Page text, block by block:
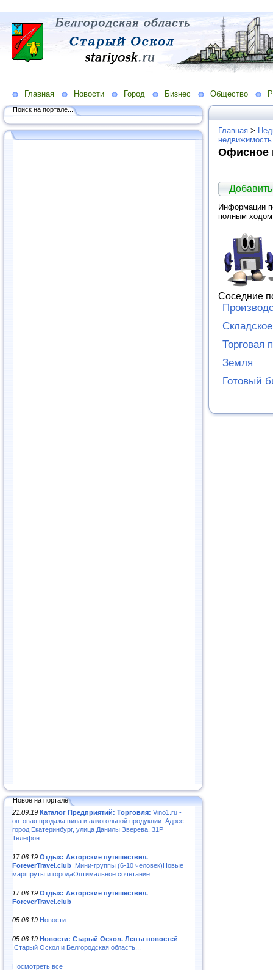
Главная Новости Город Бизнес Общество
Поиск на портале...
Новое на портале
21.09.19 Каталог Предприятий: Торговля: Vino1.ru -
оптовая продажа вина и алкогольной продукции. Адрес:
город Екатеринбург, улица Данилы Зверева, 31Р
Телефон:..
17.06.19 Отдых: Авторские путешествия.
ForeverTravel.club .Мини-группы (6-10 человек)Новые
маршруты и городаОптимальное сочетание..
17.06.19 Отдых: Авторские путешествия.
ForeverTravel.club
05.06.19 Новости
05.06.19 Новости: Старый Оскол. Лента новостей
.Старый Оскол и Белгородская область...
Посмотреть все
Главная >
недвижимость
Офисное
Информации
полным
Соседние
Торговая
Земля
Готовый